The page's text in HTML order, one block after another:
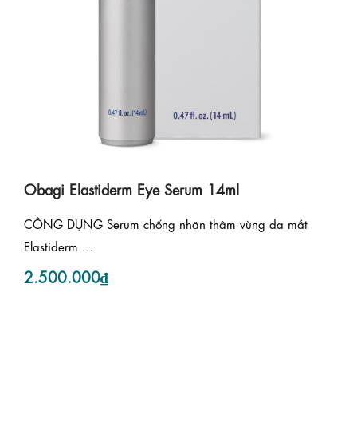
Obagi Elastiderm Eye Serum 14ml
CÔNG DỤNG Serum chống nhăn thâm vùng da mắt
Elastiderm ...
2.500.000₫